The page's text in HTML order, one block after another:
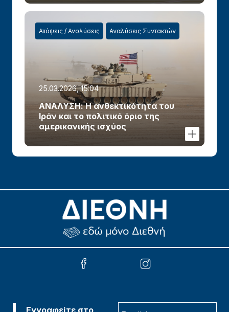
Απόψεις / Αναλύσεις Αναλύσεις Συντακτών
25.03.2026, 15:04
ΑΝΑΛΥΣΗ: Η ανθεκτικότητα του
Ιράν και το πολιτικό όριο της
αμερικανικής ισχύος